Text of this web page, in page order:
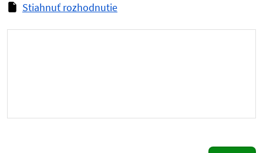
Stiahnuť rozhodnutie